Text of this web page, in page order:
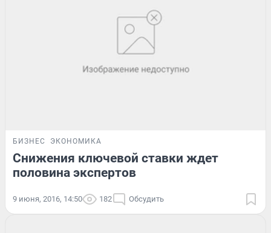
БИЗНЕС ЭКОНОМИКА
Снижения ключевой ставки ждет
половина экспертов
9 июня, 2016, 14:50 182 Обсудить